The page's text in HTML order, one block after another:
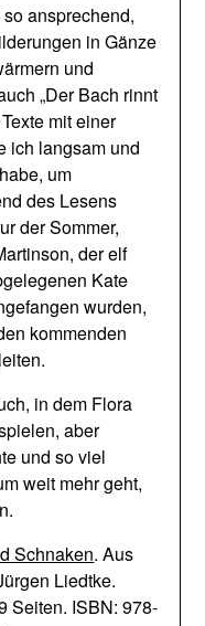
ansprechend,
in Gänze
und
„Der Bach rinnt
mit einer
ich langsam und
um
des Lesens
der Sommer,
der elf
Kate
wurden,
kommenden
in dem Flora
aber
und so viel
weit mehr geht,
Schnaken. Aus
Liedtke.
Seiten. ISBN: 978-